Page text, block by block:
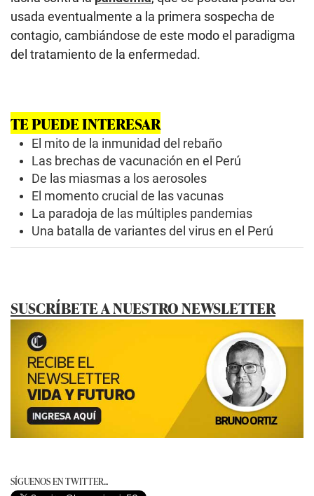
usada eventualmente a la primera sospecha de
contagio, cambiándose de este modo el paradigma
del tratamiento de la enfermedad.
TE PUEDE INTERESAR
El mito de la inmunidad del rebaño
Las brechas de vacunación en el Perú
De las miasmas a los aerosoles
El momento crucial de las vacunas
La paradoja de las múltiples pandemias
Una batalla de variantes del virus en el Perú
SUSCRÍBETE A NUESTRO NEWSLETTER
SÍGUENOS EN TWITTER...